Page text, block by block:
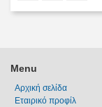
Menu
Αρχική σελίδα
Εταιρικό προφίλ